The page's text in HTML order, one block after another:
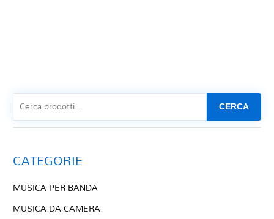
CERCA
CATEGORIE
MUSICA PER BANDA
MUSICA DA CAMERA